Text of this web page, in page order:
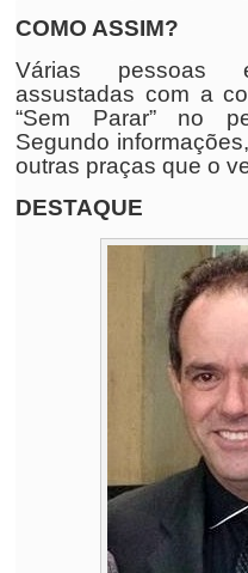
COMO ASSIM?
Várias pessoas
assustadas com a
“Sem Parar” no
Segundo
outras praças que o
DESTAQUE